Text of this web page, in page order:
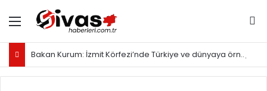
Menü
Bakan Kurum: İzmit Körfezi’nde Türkiye ve dünyaya örnek olacak proje yürütüyoruz